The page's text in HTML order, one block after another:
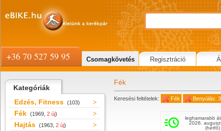
Kategóriák
Edzés, Fitness (103)
Fék (1969, 2 új)
Hajtás (1963, 2 új)
Fék
Keresési feltételek: Fék Benyúlás:
leghamarabb
2026.
(hétfő)
+36 70 527 59 95 Csomagkövetés Regisztráció